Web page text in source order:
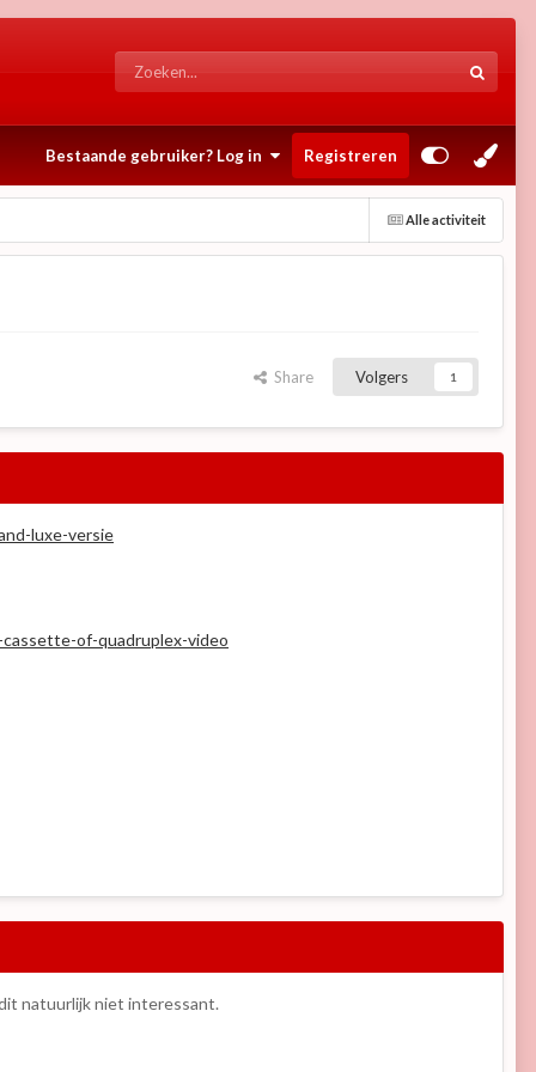
Bestaande gebruiker? Log in Registreren
Alle activiteit
Share Volgers 1
luxe-versie
of-quadruplex-video
natuurlijk niet interessant.